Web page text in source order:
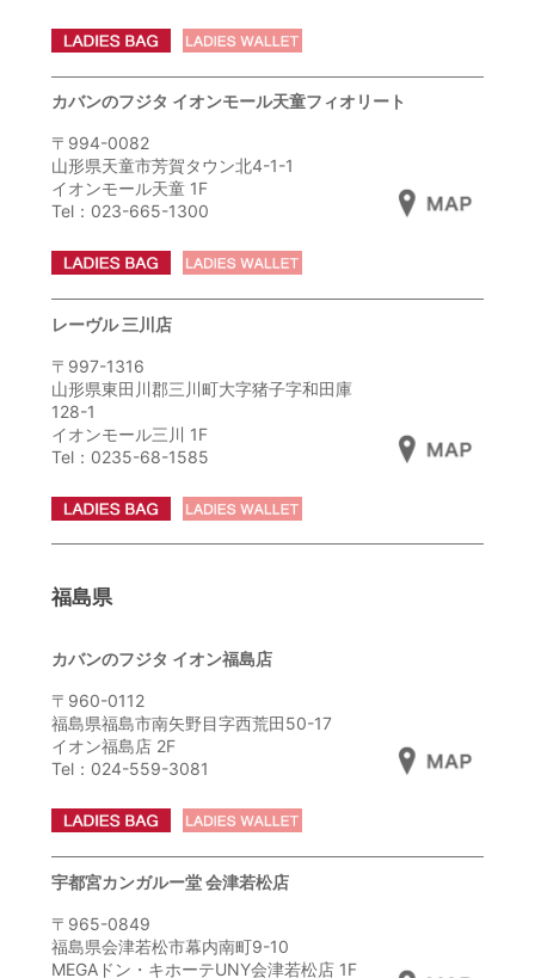
カバンのフジタ イオンモール天童フィオリート
〒994-0082
山形県天童市芳賀タウン北4-1-1
イオンモール天童 1F
Tel：023-665-1300
レーヴル 三川店
〒997-1316
山形県東田川郡三川町大字猪子字和田庫
128-1
イオンモール三川 1F
Tel：0235-68-1585
福島県
カバンのフジタ イオン福島店
〒960-0112
福島県福島市南矢野目字西荒田50-17
イオン福島店 2F
Tel：024-559-3081
宇都宮カンガルー堂 会津若松店
〒965-0849
福島県会津若松市幕内南町9-10
MEGAドン・キホーテUNY会津若松店 1F